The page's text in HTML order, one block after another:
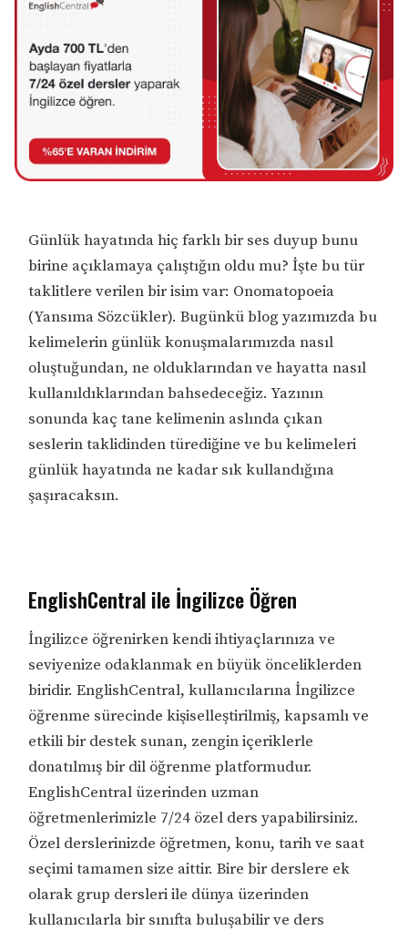
Günlük hayatında hiç farklı bir ses duyup bunu
birine açıklamaya çalıştığın oldu mu? İşte bu tür
taklitlere verilen bir isim var: Onomatopoeia
(Yansıma Sözcükler). Bugünkü blog yazımızda bu
kelimelerin günlük konuşmalarımızda nasıl
oluştuğundan, ne olduklarından ve hayatta nasıl
kullanıldıklarından bahsedeceğiz. Yazının
sonunda kaç tane kelimenin aslında çıkan
seslerin taklidinden türediğine ve bu kelimeleri
günlük hayatında ne kadar sık kullandığına
şaşıracaksın.
EnglishCentral ile İngilizce Öğren
İngilizce öğrenirken kendi ihtiyaçlarınıza ve
seviyenize odaklanmak en büyük önceliklerden
biridir. EnglishCentral, kullanıcılarına İngilizce
öğrenme sürecinde kişiselleştirilmiş, kapsamlı ve
etkili bir destek sunan, zengin içeriklerle
donatılmış bir dil öğrenme platformudur.
EnglishCentral üzerinden uzman
öğretmenlerimizle 7/24 özel ders yapabilirsiniz.
Özel derslerinizde öğretmen, konu, tarih ve saat
seçimi tamamen size aittir. Bire bir derslere ek
olarak grup dersleri ile dünya üzerinden
kullanıcılarla bir sınıfta buluşabilir ve ders